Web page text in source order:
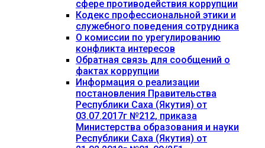
сфере противодействия коррупции
Кодекс профессиональной этики и
служебного поведения сотрудника
О комиссии по урегулированию
конфликта интересов
Обратная связь для сообщений о
фактах коррупции
Информация о реализации
постановления Правительства
Республики Саха (Якутия) от
03.07.2017г №212, приказа
Министерства образования и науки
Республики Саха (Якутия) от